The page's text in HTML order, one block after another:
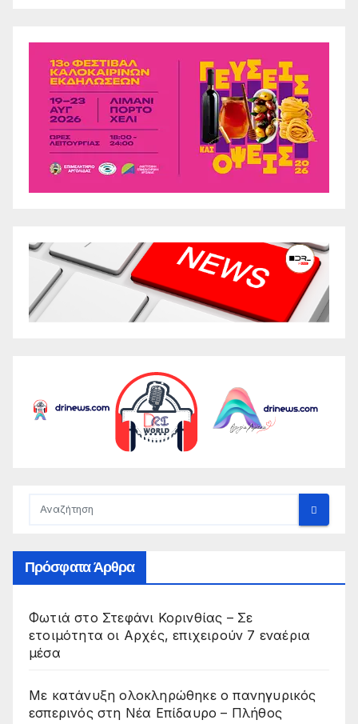
Πρόσφατα Άρθρα
Φωτιά στο Στεφάνι Κορινθίας – Σε
ετοιμότητα οι Αρχές, επιχειρούν 7 εναέρια
μέσα
Με κατάνυξη ολοκληρώθηκε ο πανηγυρικός
εσπερινός στη Νέα Επίδαυρο – Πλήθος